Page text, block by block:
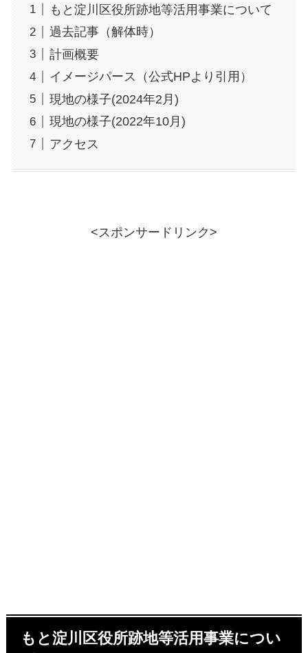
もと淀川区役所跡地等活用事業について
過去記事（解体時）
計画概要
イメージパース（公式HPより引用）
現地の様子(2024年2月)
現地の様子(2022年10月)
アクセス
<スポンサードリンク>
もと淀川区役所跡地等活用事業につい